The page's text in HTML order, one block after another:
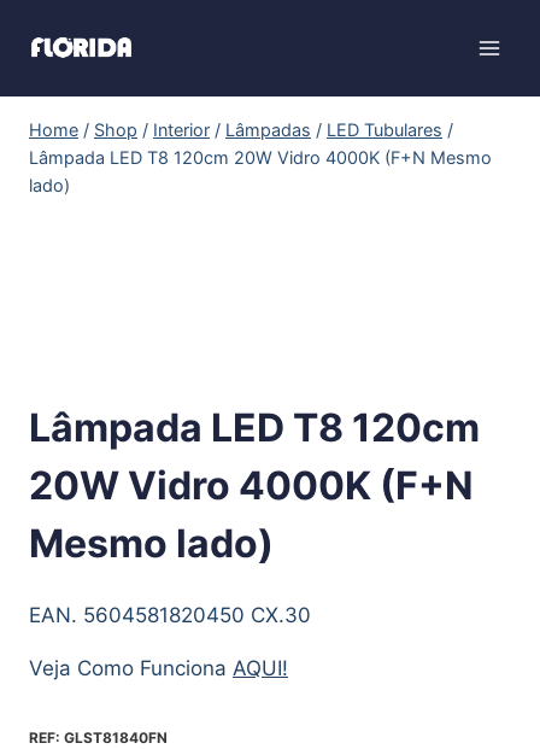
Home / Shop / Interior / Lâmpadas / LED Tubulares /
Lâmpada LED T8 120cm 20W Vidro 4000K (F+N Mesmo
lado)
Lâmpada LED T8 120cm
20W Vidro 4000K (F+N
Mesmo lado)
EAN. 5604581820450 CX.30
Veja Como Funciona AQUI!
REF: GLST81840FN